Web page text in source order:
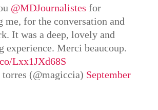
@MDJournalistes for
me, for the conversation and
It was a deep, lovely and
experience. Merci beaucoup.
Lxx1JXd68S
(@magiccia) September